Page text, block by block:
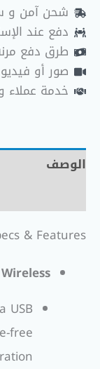
شحن آمن و سريع
دفع عند
طرق دفع
صور أو
خدمة عملاء
الوصف
& Features
USB
free